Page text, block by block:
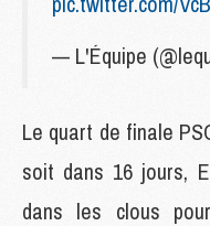
— L'Équipe
Le quart de finale
soit dans 16 jours,
dans les clous